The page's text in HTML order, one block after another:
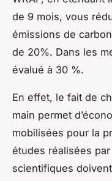
de 9 mois, vous
émissions de
de 20%. Dans les
évalué à 30 %.
En effet, le fait de
main permet
mobilisées pour la
études réalisées
scientifiques